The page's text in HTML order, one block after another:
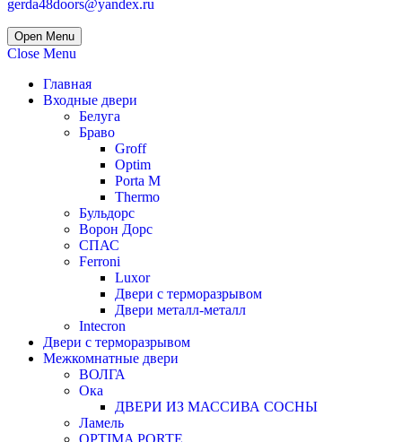
gerda48doors@yandex.ru
Open Menu
Close Menu
Главная
Входные двери
Белуга
Браво
Groff
Optim
Porta М
Thermo
Бульдорс
Ворон Дорс
СПАС
Ferroni
Luxor
Двери с терморазрывом
Двери металл-металл
Intecron
Двери с терморазрывом
Межкомнатные двери
ВОЛГА
Ока
ДВЕРИ ИЗ МАССИВА СОСНЫ
Ламель
OPTIMA PORTE